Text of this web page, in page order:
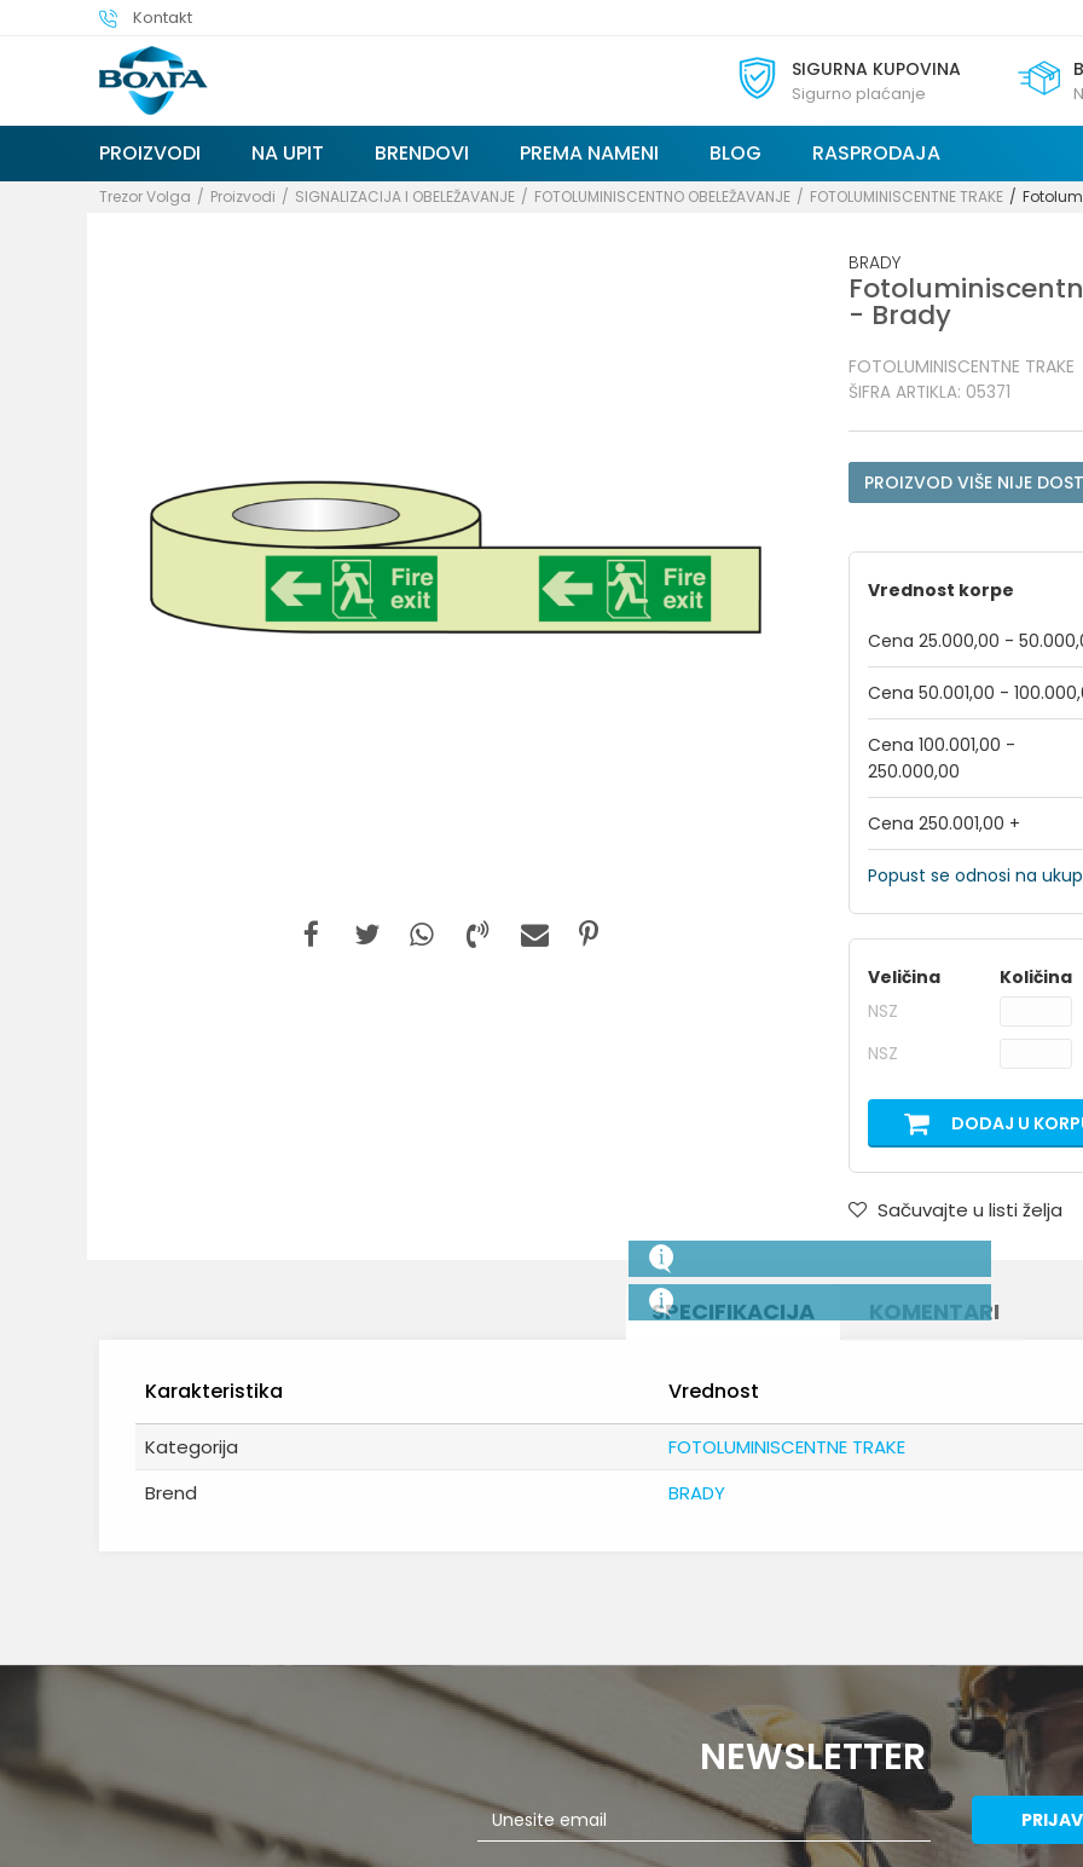
Kontakt
SIGURNA KUPOVINA
Sigurno plaćanje
PROIZVODI NA UPIT BRENDOVI PREMA NAMENI BLOG RASPRODAJA
Trezor Volga Proizvodi SIGNALIZACIJA I OBELEŽAVANJE FOTOLUMINISCENTNO OBELEŽAVANJE FOTOLUMINISCENTNE TRAKE
BRADY
- Brady
FOTOLUMINISCENTNE TRAKE
ŠIFRA ARTIKLA: 05371
PROIZVOD VIŠE NIJE
Vrednost korpe
Cena 25.000,00 -
Cena 50.001,00 -
Cena 100.001,00 -
250.000,00
Cena 250.001,00 +
Popust se odnosi na
Veličina
Količina
NSZ
NSZ
DODAJ U
Sačuvajte u listi želja
SPECIFIKACIJA KOMENTARI
Karakteristika Vrednost
Kategorija
FOTOLUMINISCENTNE TRAKE
Brend
BRADY
NEWSLETTER